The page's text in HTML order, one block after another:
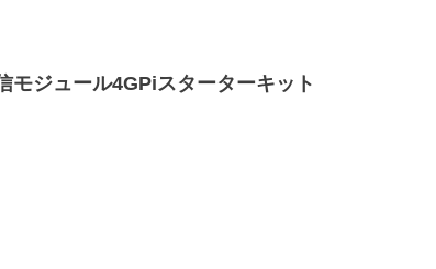
ジュール4GPiスターターキット